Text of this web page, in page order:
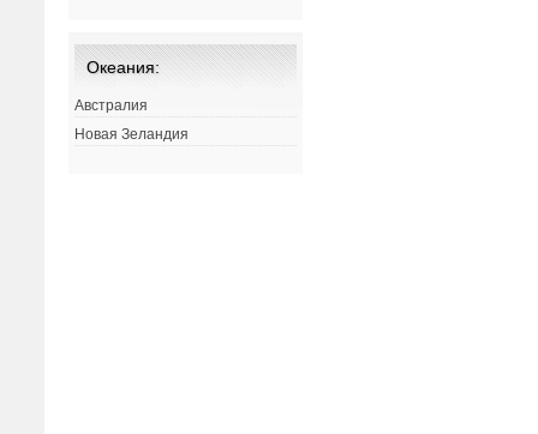
Океания:
Австралия
Новая Зеландия